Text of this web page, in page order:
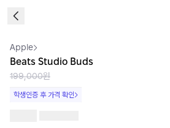
Apple
Beats Studio Buds
199,000원
학생인증 후 가격 확인